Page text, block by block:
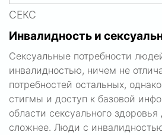
СЕКС
Инвалидность и
Сексуальные потребности
инвалидностью, ничем не
потребностей остальных,
стигмы и доступ к базовой
области сексуального
сложнее. Люди с